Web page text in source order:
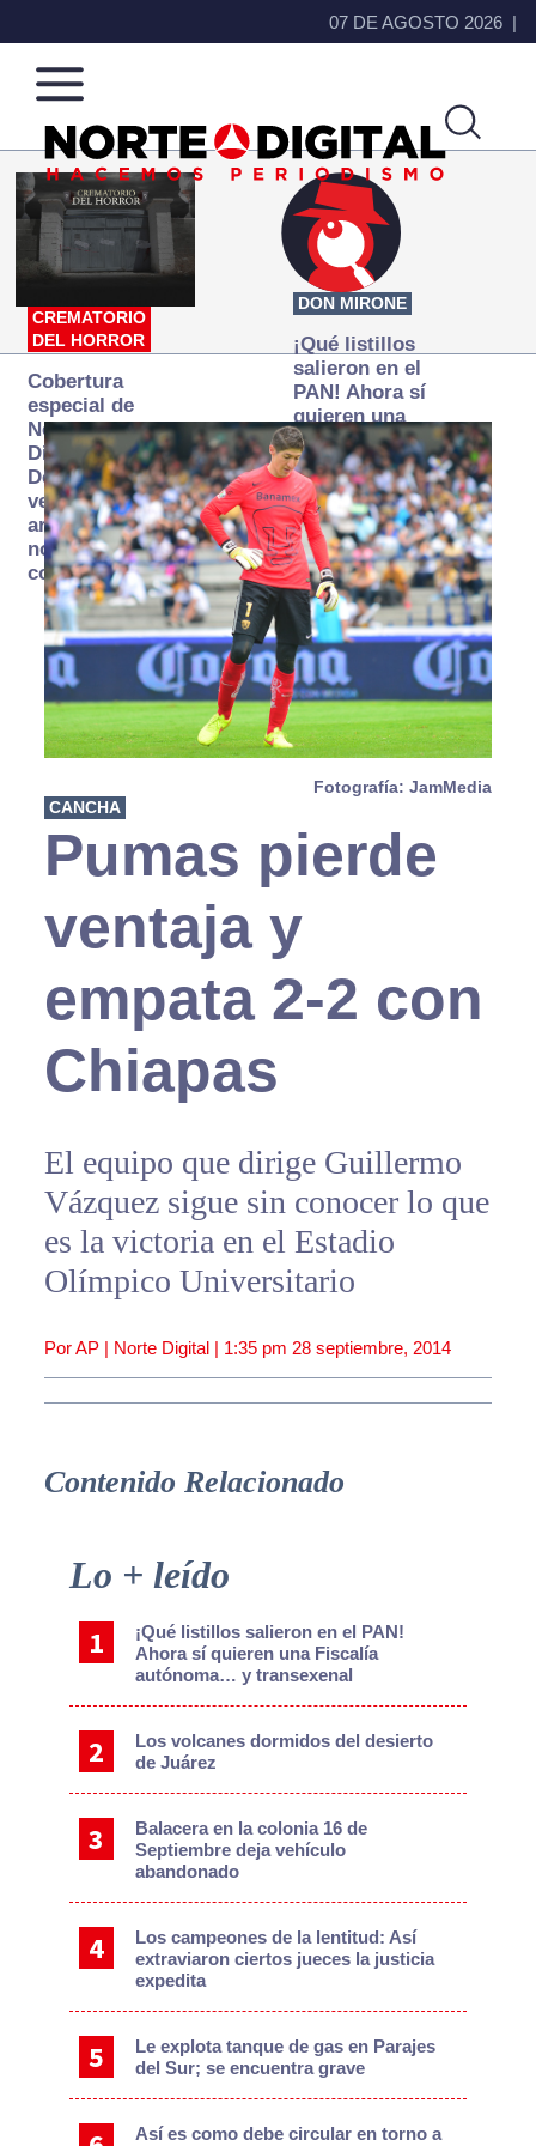
07 DE AGOSTO 2026
Norte
de
Ciudad
Más
que
noticias,
hacemos periodismo
CREMATORIO
DEL HORROR
Cobertura
especial de
Norte
Digital:
Donde la
verdad
arde… pero
no se
consume
DON MIRONE
¡Qué listillos
salieron en el
PAN! Ahora sí
quieren una
Fiscalía
autónoma… y
transexenal
Fotografía: JamMedia
CANCHA
Pumas pierde
ventaja y
empata 2-2 con
Chiapas
El equipo que dirige Guillermo
Vázquez sigue sin conocer lo que
es la victoria en el Estadio
Olímpico Universitario
Por AP | Norte Digital | 1:35 pm 28 septiembre, 2014
Contenido Relacionado
Primary
Sidebar
Lo + leído
¡Qué listillos salieron en el PAN!
Ahora sí quieren una Fiscalía
autónoma… y transexenal
Los volcanes dormidos del desierto
de Juárez
Balacera en la colonia 16 de
Septiembre deja vehículo
abandonado
Los campeones de la lentitud: Así
extraviaron ciertos jueces la justicia
expedita
Le explota tanque de gas en Parajes
del Sur; se encuentra grave
Así es como debe circular en torno a